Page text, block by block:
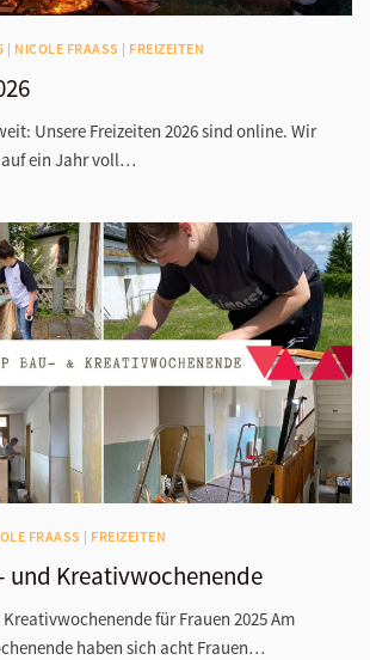
NICOLE FRAASS | FREIZEITEN
Unsere Freizeiten 2026 sind online. Wir
auf ein Jahr voll…
FRAASS | FREIZEITEN
und Kreativwochenende
Kreativwochenende für Frauen 2025 Am
haben sich acht Frauen…